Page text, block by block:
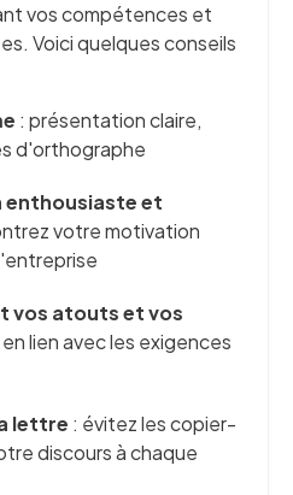
vos compétences et
Voici quelques conseils
: présentation claire,
d'orthographe
enthousiaste et
votre motivation
vos atouts et vos
en lien avec les exigences
lettre : évitez les copier-
discours à chaque